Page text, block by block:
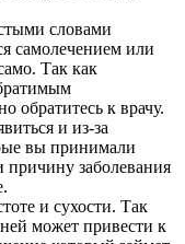
словами
самолечением или
Так как
обратитесь к врачу.
и из-за
вы принимали
причину заболевания
и сухости. Так
может привести к